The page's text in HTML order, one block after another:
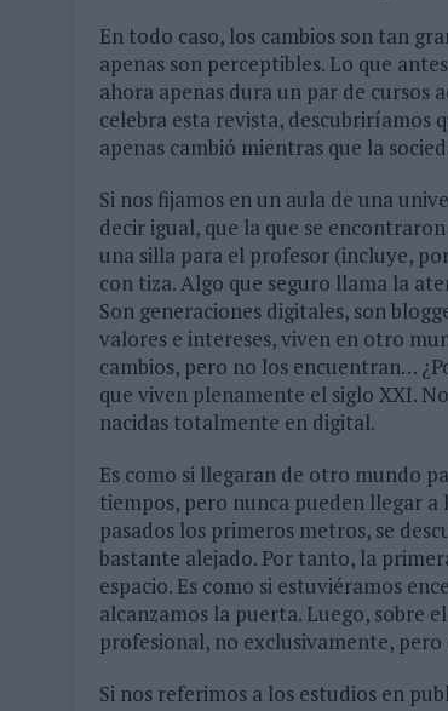
En todo caso, los cambios son tan
apenas son perceptibles. Lo que
ahora apenas dura un par de cursos
celebra esta revista, descubriríamos
apenas cambió mientras que la
Si nos fijamos en un aula de una
decir igual, que la que se
una silla para el profesor (incluye,
con tiza. Algo que seguro llama la
Son generaciones digitales, son
valores e intereses, viven en otro
cambios, pero no los encuentran…
que viven plenamente el siglo XXI.
nacidas totalmente en digital.
Es como si llegaran de otro mundo
tiempos, pero nunca pueden llegar
pasados los primeros metros, se
bastante alejado. Por tanto, la
espacio. Es como si estuviéramos
alcanzamos la puerta. Luego, sobre
profesional, no exclusivamente,
Si nos referimos a los estudios en